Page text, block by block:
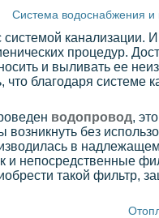
Система водоснабжения и
системой канализации.
процедур.
и выливать ее
что благодаря
водопровод,
возникнуть без
в
и непосредственные
такой фильтр,